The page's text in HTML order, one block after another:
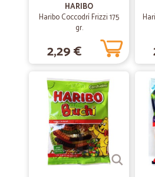
Servizio ottimo
Servizio ottimo, prodotti di qualità, veloci
—Alessia G.
Dato il periodo di emergenza è
Dato il periodo di emergenza è stato un
l'ordine, ma per il resto Cicalia fornisce e
alle 00:05 e nel pomeriggio mi è stata
HARIBO
Haribo Coccodrí Frizzi 175
gr.
2,29 €